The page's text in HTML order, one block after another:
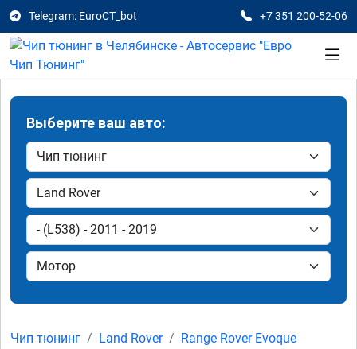
Telegram: EuroCT_bot +7 351 200-52-06
Выберите ваш авто:
Чип тюнинг Land Rover
Range Rover Evoque